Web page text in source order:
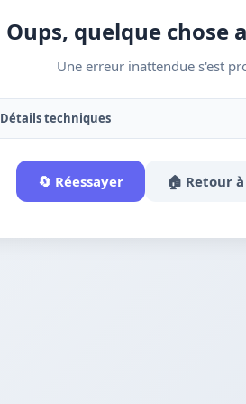
Oups, quelque chose
Une erreur inattendue s'est
Détails techniques
🔄 Réessayer 🏠 Retour